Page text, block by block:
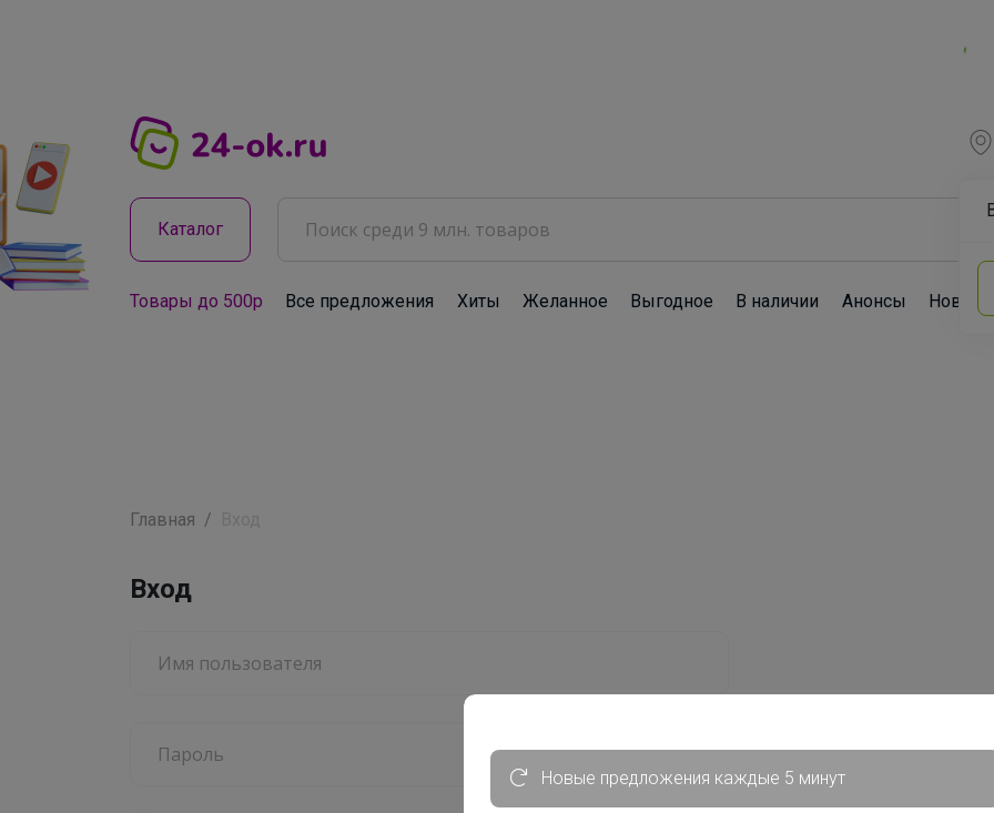
Каталог
Товары до 500р Все предложения Хиты Желанное Выгодное В наличии Анонсы Новости
Главная
Вход
Новые предложения каждые 5 минут